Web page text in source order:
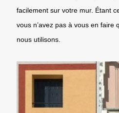
facilement sur votre mur. Étant
vous n’avez pas à vous en faire
nous utilisons.